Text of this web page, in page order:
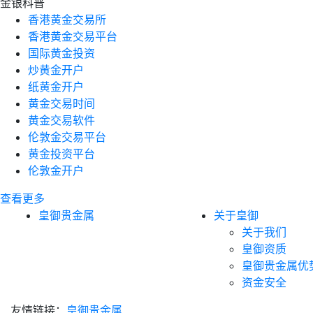
金银科普
香港黄金交易所
香港黄金交易平台
国际黄金投资
炒黄金开户
纸黄金开户
黄金交易时间
黄金交易软件
伦敦金交易平台
黄金投资平台
伦敦金开户
查看更多
皇御贵金属
关于皇御
关于我们
皇御资质
皇御贵金属优
资金安全
友情链接： 皇御贵金属